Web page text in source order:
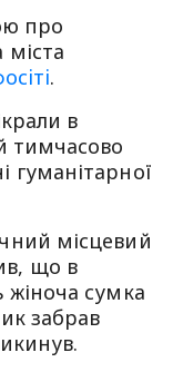
про
міста
.
в
тимчасово
гуманітарної
місцевий
що в
жіноча сумка
забрав